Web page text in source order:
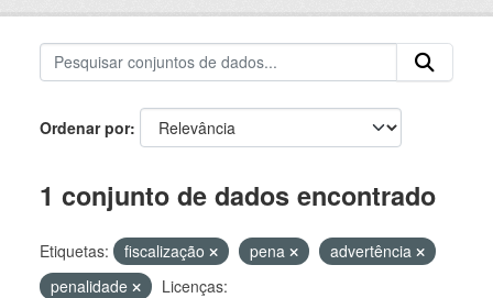
Ordenar por
1 conjunto de dados encontrado
Etiquetas: fiscalização pena
advertência
penalidade
Licenças: